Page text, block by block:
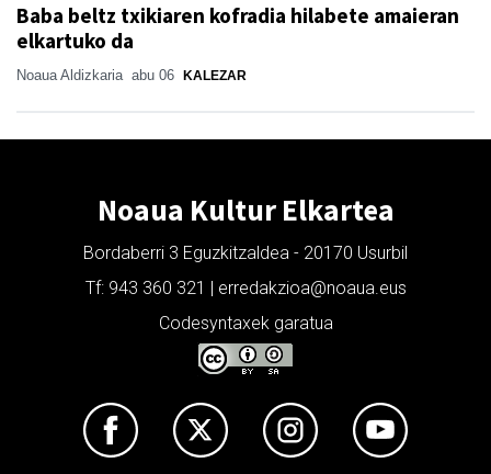
Baba beltz txikiaren kofradia hilabete amaieran
elkartuko da
Noaua Aldizkaria abu 06 KALEZAR
Noaua Kultur Elkartea
Bordaberri 3 Eguzkitzaldea - 20170 Usurbil
Tf: 943 360 321 | erredakzioa@noaua.eus
Codesyntaxek garatua